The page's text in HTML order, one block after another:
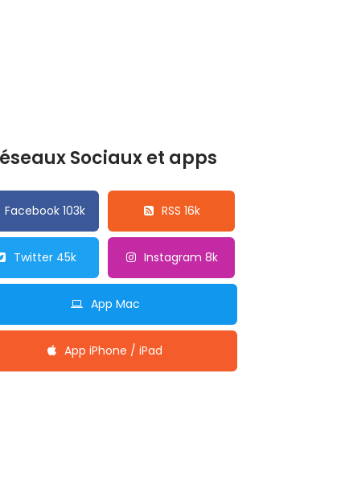
Sociaux et apps
Facebook 103k RSS 16k
Twitter 45k Instagram 8k
App Mac
App iPhone / iPad